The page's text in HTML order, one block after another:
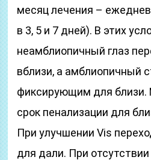
месяц лечения –
в 3, 5 и 7 дней). В этих
неамблиопичный глаз
вблизи, а амблиопичный
фиксирующим для
срок пенализации для
При улучшении Vis
для дали. При